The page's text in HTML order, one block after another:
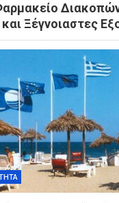
Ξέγνοιαστες